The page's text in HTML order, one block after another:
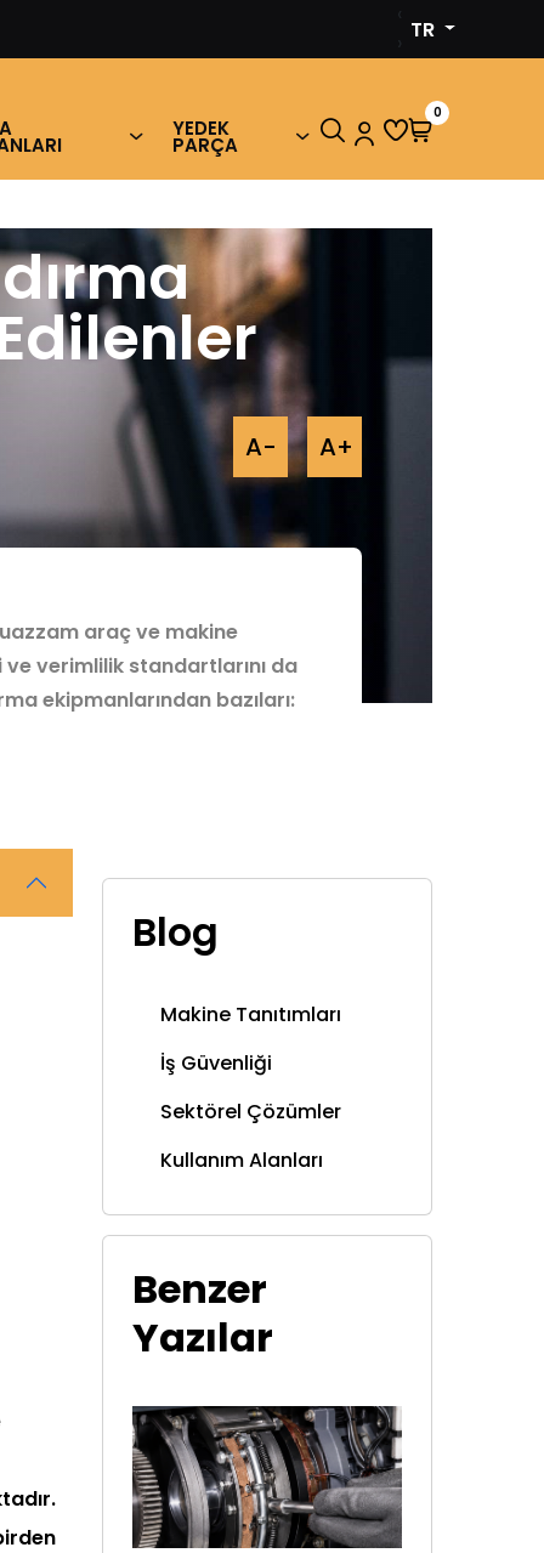
TR
YEDEK
PARÇA
0
A- A+
araç ve makine
verimlilik standartlarını da
ekipmanlarından bazıları:
Blog
Makine Tanıtımları
İş Güvenliği
Sektörel Çözümler
Kullanım Alanları
Benzer
Yazılar